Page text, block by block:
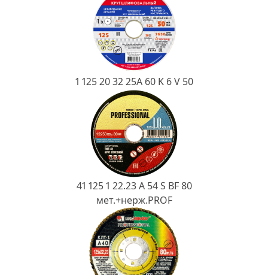
1 125 20 32 25А 60 K 6 V 50
41 125 1 22.23 A 54 S BF 80
мет.+нерж.PROF